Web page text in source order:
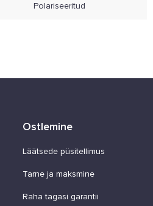
Polariseeritud
Ostlemine
Läätsede püsitellimus
Tarne ja maksmine
Raha tagasi garantii